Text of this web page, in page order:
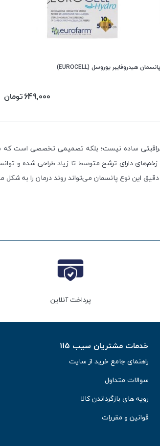
پانسمان هیدروفایبر یوروسل (EUROCELL)
649,000تومان
ساده نیست؛ بلکه تصمیمی تخصصی است که
دارای ترشح متوسط تا زیاد طراحی شده و
این نوع پانسمان می‌تواند روند درمان را به
پرداخت آنلاین
خدمات مشتریان سیب 115
راهنمای جامع خرید از سایت
سوالات متداول
رویه های بازگرداندن کالا
قوانین و مقررات